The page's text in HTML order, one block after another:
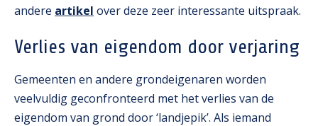
andere artikel over deze zeer interessante uitspraak.
Verlies van eigendom door verjaring
Gemeenten en andere grondeigenaren worden
veelvuldig geconfronteerd met het verlies van de
eigendom van grond door ‘landjepik’. Als iemand